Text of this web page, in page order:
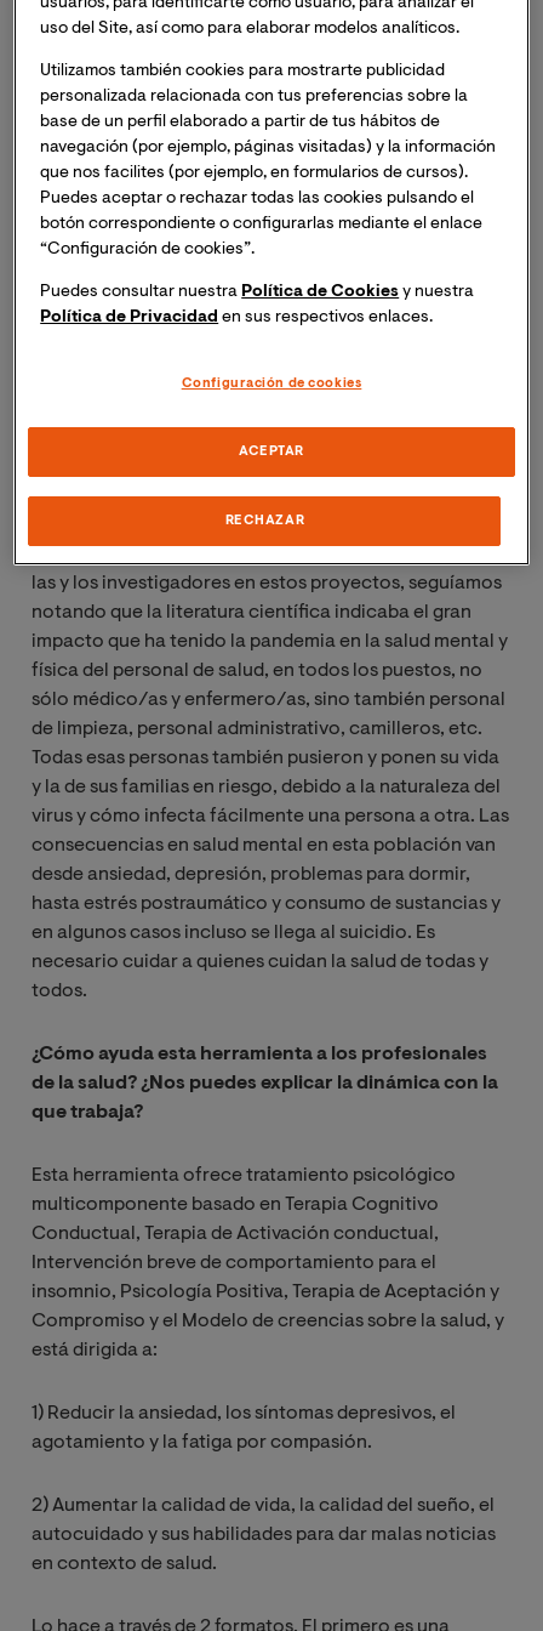
Autónoma de México, la Universidad de Guadalajara, la
Universidad Internacional del Ecuador y la Universidad
de Buenos Aires, Argentina; han lanzado la plataforma
Personal Salud COVID
, un portal online de libre
acceso que ofrece tratamiento psicológico
multicomponente dedicado específicamente al
personal de salud. Para conocer un poco más sobre
este servicio nos pusimos en contacto con el
Alejandro Domínguez
docente e investigador de la
Facultad de Ciencias de la Saludde VIU y director del
Salud COVID?
La Plataformawww.personalcovid.comnace a partir
de nuestra experiencia con las 2 plataformas
las y los investigadores en estos proyectos, seguíamos
notando que la literatura científica indicaba el gran
impacto que ha tenido la pandemia en la salud mental y
física del personal de salud, en todos los puestos, no
sólo médico/as y enfermero/as, sino también personal
de limpieza, personal administrativo, camilleros, etc.
Todas esas personas también pusieron y ponen su vida
y la de sus familias en riesgo, debido a la naturaleza del
virus y cómo infecta fácilmente una persona a otra. Las
consecuencias en salud mental en esta población van
desde ansiedad, depresión, problemas para dormir,
hasta estrés postraumático y consumo de sustancias y
en algunos casos incluso se llega al suicidio. Es
necesario cuidar a quienes cuidan la salud de todas y
todos.
¿Cómo ayuda esta herramienta a los profesionales
de la salud? ¿Nos puedes explicar la dinámica con la
que trabaja?
Esta herramienta ofrece tratamiento psicológico
multicomponente basado en Terapia Cognitivo
Conductual, Terapia de Activación conductual,
Intervención breve de comportamiento para el
insomnio, Psicología Positiva, Terapia de Aceptación y
Compromiso y el Modelo de creencias sobre la salud, y
está dirigida a:
1) Reducir la ansiedad, los síntomas depresivos, el
agotamiento y la fatiga por compasión.
2) Aumentar la calidad de vida, la calidad del sueño, el
autocuidado y sus habilidades para dar malas noticias
en contexto de salud.
Lo hace a través de 2 formatos. El primero es una
usuarios, para identificarte como usuario, para analizar el
uso del Site, así como para elaborar modelos analíticos.
Utilizamos también cookies para mostrarte publicidad
personalizada relacionada con tus preferencias sobre la
base de un perfil elaborado a partir de tus hábitos de
navegación (por ejemplo, páginas visitadas) y la información
que nos facilites (por ejemplo, en formularios de cursos).
Puedes aceptar o rechazar todas las cookies pulsando el
botón correspondiente o configurarlas mediante el enlace
“Configuración de cookies”.
Puedes consultar nuestra Política de Cookies y nuestra
Política de Privacidad en sus respectivos enlaces.
Configuración de cookies
RECHAZAR
ACEPTAR